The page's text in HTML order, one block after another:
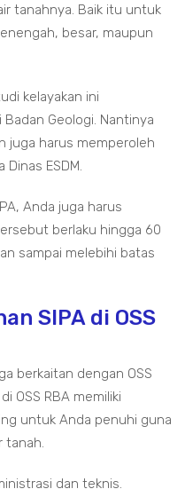
tanahnya. Baik itu untuk
besar, maupun
kelayakan ini
Geologi. Nantinya
juga harus memperoleh
ESDM.
Anda juga harus
berlaku hingga 60
sampai melebihi batas
SIPA di OSS
berkaitan dengan OSS
OSS RBA memiliki
untuk Anda penuhi guna
tanah.
dan teknis.